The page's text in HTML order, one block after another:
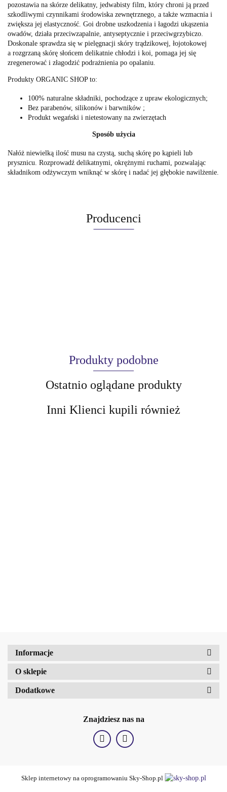
pozostawia na skórze delikatny, jedwabisty film, który chroni ją przed
szkodliwymi czynnikami środowiska zewnętrznego, a także wzmacnia i
zwiększa jej elastyczność. Goi drobne uszkodzenia i łagodzi ukąszenia
owadów, działa przeciwzapalnie, antyseptycznie i przeciwgrzybiczo.
Doskonale sprawdza się w pielęgnacji skóry trądzikowej, łojotokowej
a rozgrzaną skórę słońcem delikatnie chłodzi i koi, pomaga jej się
zregenerować i złagodzić podrażnienia po opalaniu.
Produkty ORGANIC SHOP to:
100% naturalne składniki , pochodzące z upraw ekologicznych;
Bez parabenów, silikonów i barwników ;
Produkt wegański i nietestowany na zwierzętach
Sposób użycia
Nałóż niewielką ilość musu na czystą, suchą skórę po kąpieli lub
prysznicu. Rozprowadź delikatnymi, okrężnymi ruchami, pozwalając
składnikom odżywczym wniknąć w skórę i nadać jej głębokie nawilżenie.
Producenci
Produkty podobne
Ostatnio oglądane produkty
Inni Klienci kupili również
Informacje
O sklepie
Dodatkowe
Znajdziesz nas na
Sklep internetowy na oprogramowaniu Sky-Shop.pl